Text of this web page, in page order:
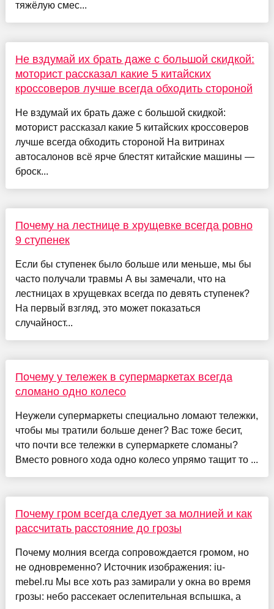
тяжёлую смес...
Не вздумай их брать даже с большой скидкой:
моторист рассказал какие 5 китайских
кроссоверов лучше всегда обходить стороной
Не вздумай их брать даже с большой скидкой:
моторист рассказал какие 5 китайских кроссоверов
лучше всегда обходить стороной На витринах
автосалонов всё ярче блестят китайские машины —
броск...
Почему на лестнице в хрущевке всегда ровно
9 ступенек
Если бы ступенек было больше или меньше, мы бы
часто получали травмы А вы замечали, что на
лестницах в хрущевках всегда по девять ступенек?
На первый взгляд, это может показаться
случайност...
Почему у тележек в супермаркетах всегда
сломано одно колесо
Неужели супермаркеты специально ломают тележки,
чтобы мы тратили больше денег? Вас тоже бесит,
что почти все тележки в супермаркете сломаны?
Вместо ровного хода одно колесо упрямо тащит то ...
Почему гром всегда следует за молнией и как
рассчитать расстояние до грозы
Почему молния всегда сопровождается громом, но
не одновременно? Источник изображения: iu-
mebel.ru Мы все хоть раз замирали у окна во время
грозы: небо рассекает ослепительная вспышка, а